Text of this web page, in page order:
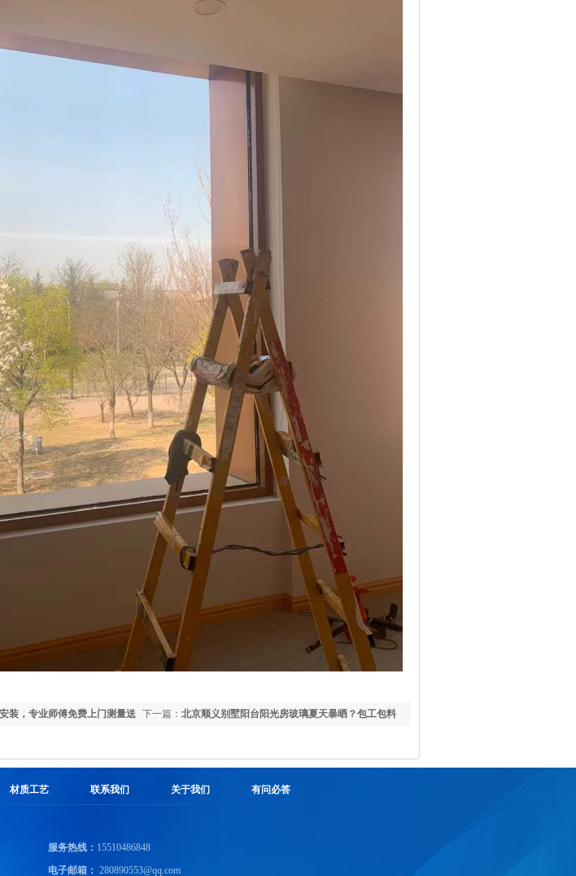
下一篇： 北京顺义别墅阳台阳光房玻璃夏天暴晒？包工包料
装，专业师傅免费上门测量送
材质工艺 联系我们 关于我们 有问必答
服务热线： 15510486848
电子邮箱： 280890553@qq.com